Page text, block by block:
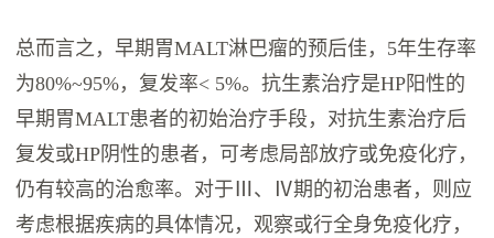
总而言之，早期胃MALT淋巴瘤的预后佳，5年生存率
为80%~95%，复发率< 5%。抗生素治疗是HP阳性的
早期胃MALT患者的初始治疗手段，对抗生素治疗后
复发或HP阴性的患者，可考虑局部放疗或免疫化疗，
仍有较高的治愈率。对于Ⅲ、Ⅳ期的初治患者，则应
考虑根据疾病的具体情况，观察或行全身免疫化疗，